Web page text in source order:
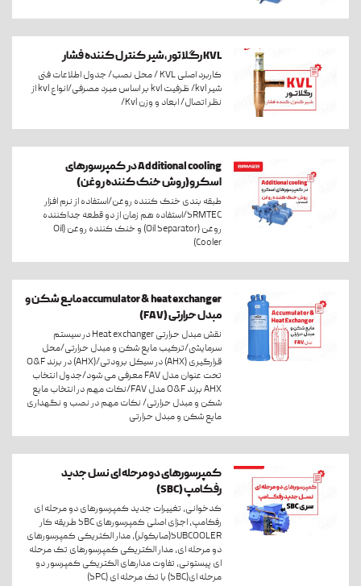
KVL رگلاتور،شیر کنترل کننده فشار
کاربرد اصلی KVL / محل نصب/ جدول اطلاعات فنی
شیر kvl/ ظرفیت kvl بر اساس مبرد مصرفی/انواع kvl از
نظر اتصال/ ابعاد و وزن Kvl/
Additional cooling در کمپرسورهای
اسکرو(روش خنک کننده روغن)
طبقه بندی خنک کننده روغن/استفاده از نرم افزار
SRMTEC/استفاده هم زمان از دو قطعه جداکننده
روغن (Oil Separator) و خنک کننده روغن (Oil
Cooler)
accumulator & heat exchanger مایع شکن و
مبدل حرارتی (FAV)
نقش مبدل حرارتی Heat exchanger در سیستم
سرمایشی/ترکیب مایع شکن و مبدل حرارتی/محل
قرارگیری (AHX) در سیکل برودتی/(AHX) در برند O&F
تحت عنوان مدل FAV معرفی می شود/جدول انتخاب
AHX برند O&F مدل FAV/نکات مهم در انتخاب مایع
شکن و مبدل حرارتی/ نکات مهم در نصب و نگهداری
مایع شکن و مبدل حرارتی
کمپرسورهای دو مرحله ای نسل جدید
رفکامپ (SBC)
کدخوانی، تغییرات جدید کمپرسورهای دو مرحله ای
رفکامپ، اجزای اصلی کمپرسورهای SBC طریقه کار
SUBCOOLER(صابکولر)، مدار الکتریکی کمپرسورهای
دو مرحله ای، مدار الکتریکی کمپرسورهای تک مرحله
ای پیستونی، تفاوت مدارهای الکتریکی کمپرسور دو
مرحله ای(SBC) با تک مرحله ای (SPC)